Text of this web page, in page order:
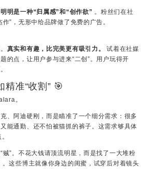
明明是一种“归属感”和“创作欲” 。粉丝们在社
”，无形中给品牌做了免费的广告。
真实和有趣，比完美更有吸引力。
试着在社媒
的点，让用户参与进来“二创”。用户玩得开
准“收割” 🎯
。
、阿迪硬刚，而是瞄准了一个细分需求：很多
能通勤、还不怕被猫抓的裤子。这需求够具体
贼”。不花大钱请顶流明星，而是找了一大堆粉
这些博主就像你身边的闺蜜，试穿后对着镜头